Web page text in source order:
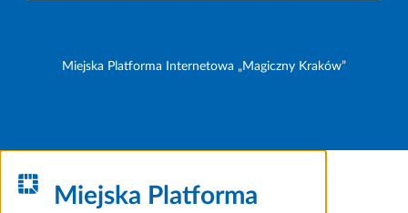
Miejska Platforma Internetowa „Magiczny Kraków”
Miejska Platforma